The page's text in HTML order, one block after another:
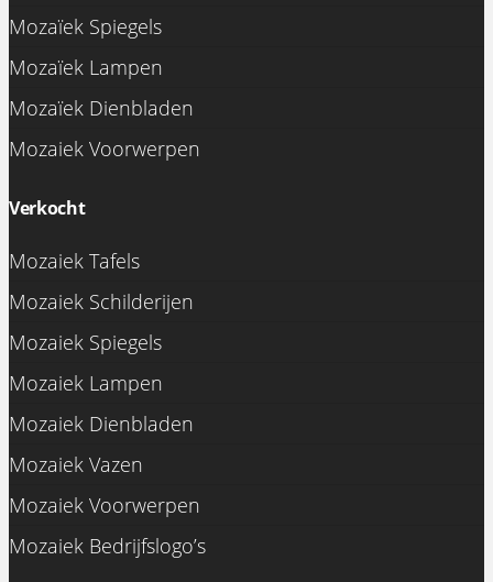
Mozaïek Spiegels
Mozaïek Lampen
Mozaïek Dienbladen
Mozaiek Voorwerpen
Verkocht
Mozaiek Tafels
Mozaiek Schilderijen
Mozaiek Spiegels
Mozaiek Lampen
Mozaiek Dienbladen
Mozaiek Vazen
Mozaiek Voorwerpen
Mozaiek Bedrijfslogo’s